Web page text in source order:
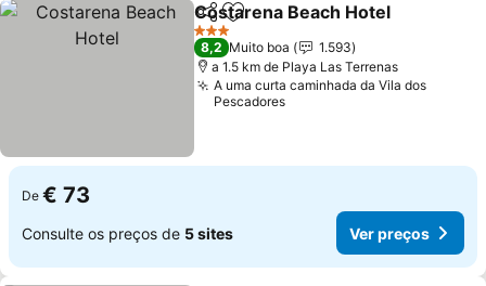
PartilharAdicionar aos favoritos
Costarena Beach Hotel
3 Estrelas
8,2 Muito boa
1.593
a 1.5 km de Playa Las Terrenas
A uma curta caminhada da Vila dos
Pescadores
De € 73
Consulte os preços de 5 sites Ver preços